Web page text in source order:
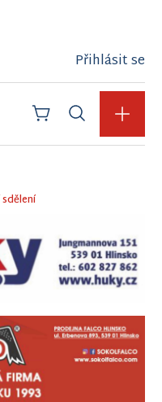
Přihlásit se